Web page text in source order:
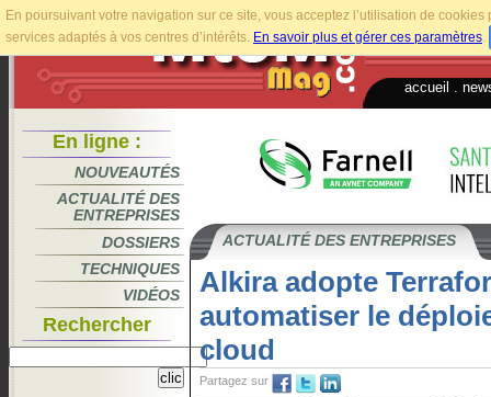
En poursuivant votre navigation sur ce site, vous acceptez l’utilisation de
services adaptés à vos centres d’intérêts. En savoir plus et gérer ces paramètres.
accueil
En ligne :
NOUVEAUTÉS
ACTUALITÉ DES
ENTREPRISES
DOSSIERS
TECHNIQUES
VIDÉOS
Rechercher
ACTUALITÉ DES ENTREPRISES
Alkira adopte
automatiser le
cloud
Partagez sur